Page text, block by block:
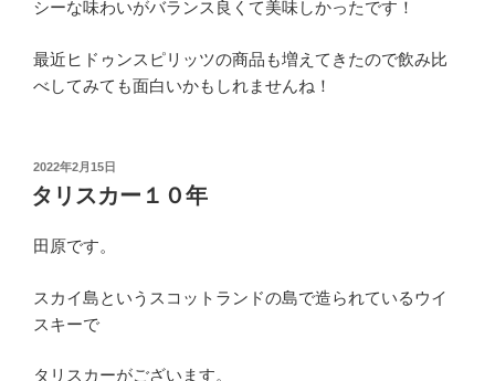
シーな味わいがバランス良くて美味しかったです！
最近ヒドゥンスピリッツの商品も増えてきたので飲み比
べしてみても面白いかもしれませんね！
投
稿
日:
2022年2月15日
タリスカー１０年
田原です。
スカイ島というスコットランドの島で造られているウイ
スキーで
タリスカーがございます。